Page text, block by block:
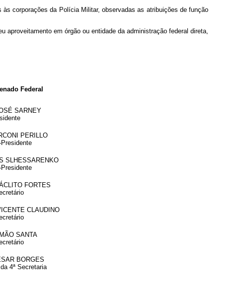
corporações da Polícia Militar, observadas as atribuições de função
aproveitamento em órgão ou entidade da administração federal direta,
Federal
SARNEY
PERILLO
Presidente
SLHESSARENKO
FORTES
CLAUDINO
SANTA
BORGES
4ª Secretaria